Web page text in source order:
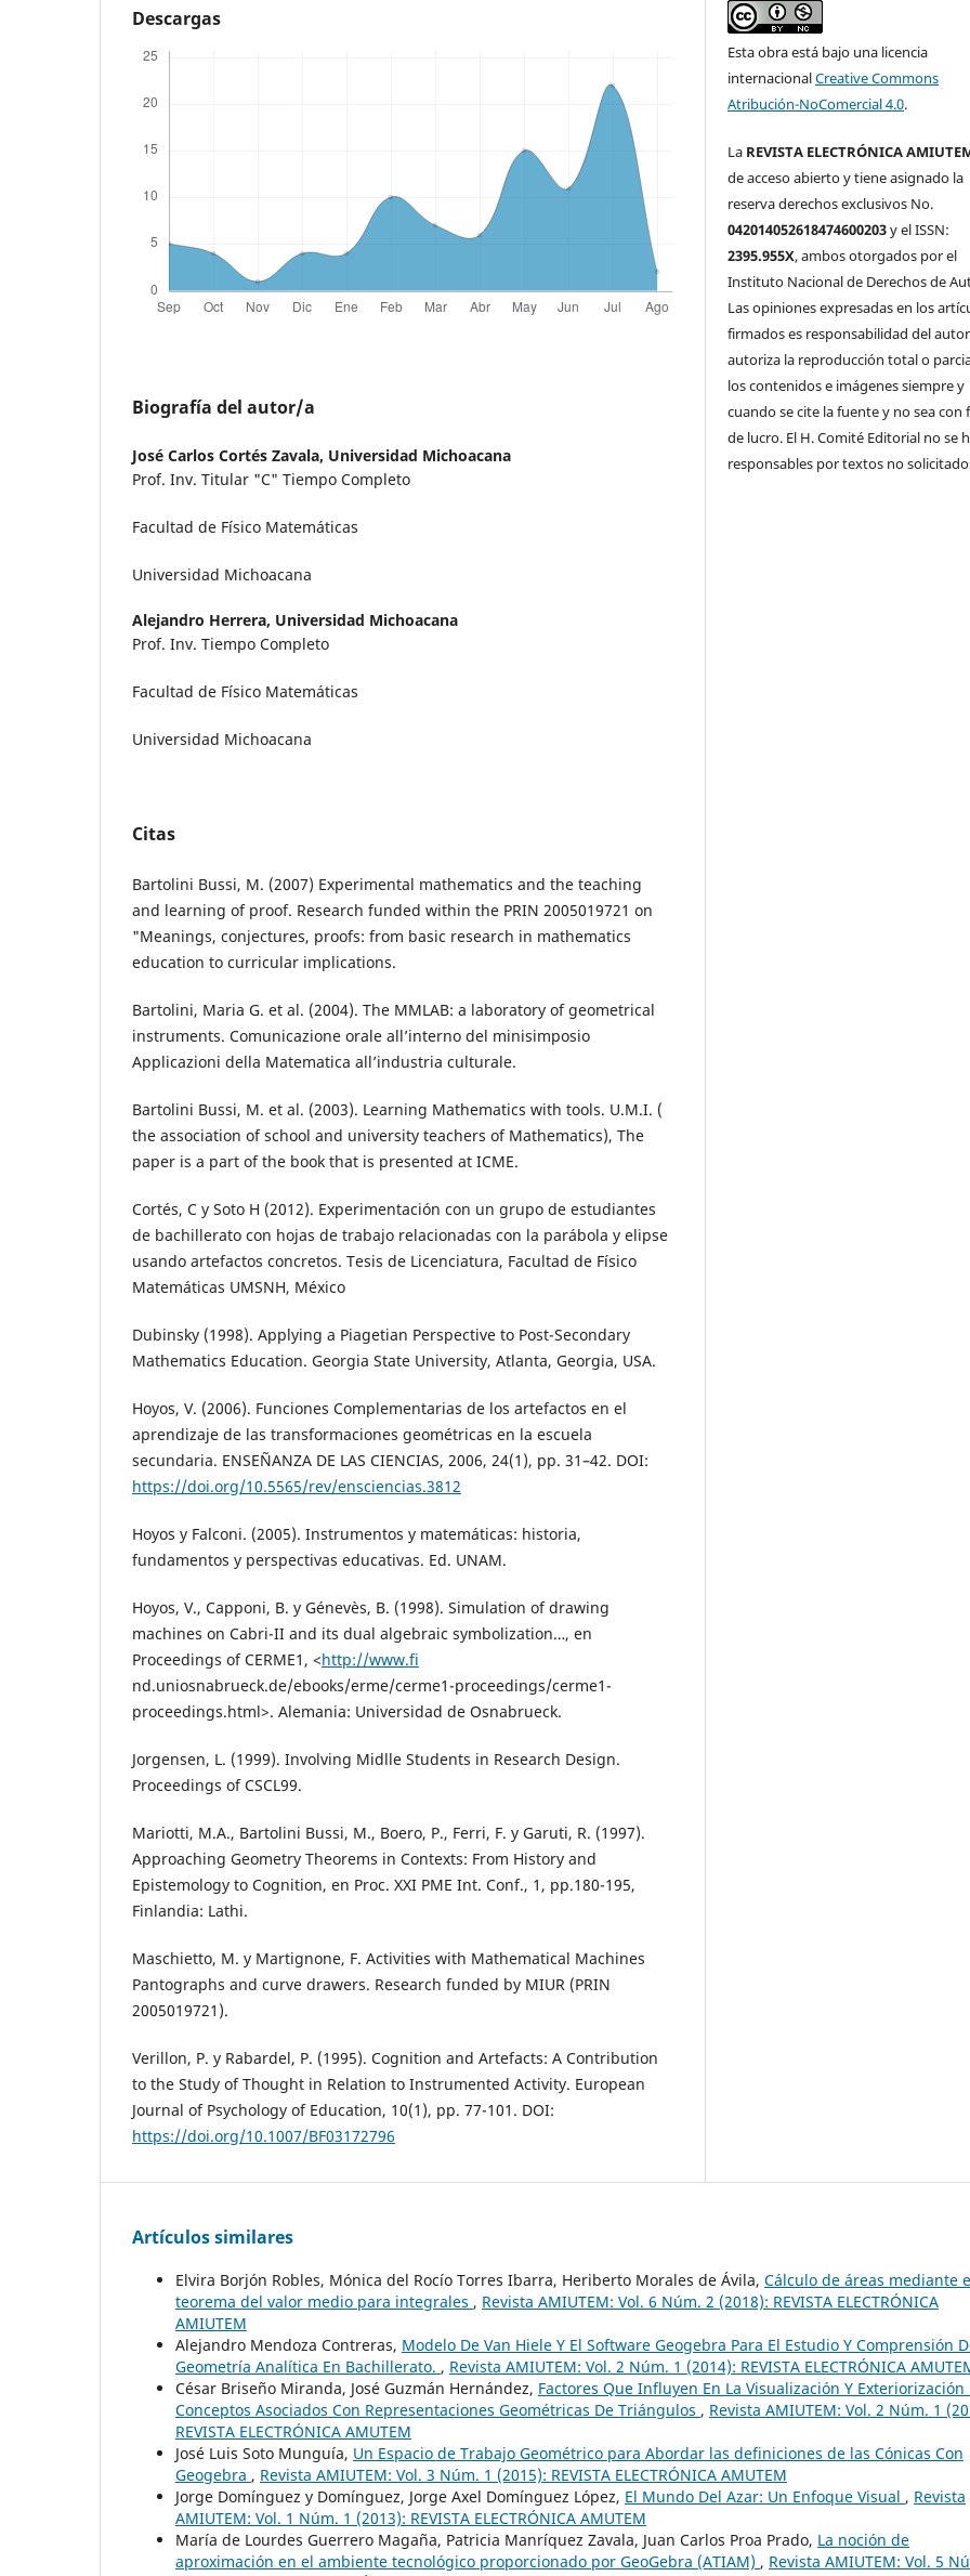
Descargas
Biografía del autor/a
José Carlos Cortés Zavala, Universidad Michoacana
Prof. Inv. Titular "C" Tiempo Completo
Facultad de Físico Matemáticas
Universidad Michoacana
Alejandro Herrera, Universidad Michoacana
Prof. Inv. Tiempo Completo
Facultad de Físico Matemáticas
Universidad Michoacana
Citas
Bartolini Bussi, M. (2007) Experimental mathematics and the teaching
and learning of proof. Research funded within the PRIN 2005019721 on
"Meanings, conjectures, proofs: from basic research in mathematics
education to curricular implications.
Bartolini, Maria G. et al. (2004). The MMLAB: a laboratory of geometrical
instruments. Comunicazione orale all’interno del minisimposio
Applicazioni della Matematica all’industria culturale.
Bartolini Bussi, M. et al. (2003). Learning Mathematics with tools. U.M.I. (
the association of school and university teachers of Mathematics), The
paper is a part of the book that is presented at ICME.
Cortés, C y Soto H (2012). Experimentación con un grupo de estudiantes
de bachillerato con hojas de trabajo relacionadas con la parábola y elipse
usando artefactos concretos. Tesis de Licenciatura, Facultad de Físico
Matemáticas UMSNH, México
Dubinsky (1998). Applying a Piagetian Perspective to Post-Secondary
Mathematics Education. Georgia State University, Atlanta, Georgia, USA.
Hoyos, V. (2006). Funciones Complementarias de los artefactos en el
aprendizaje de las transformaciones geométricas en la escuela
secundaria. ENSEÑANZA DE LAS CIENCIAS, 2006, 24(1), pp. 31–42. DOI:
https://doi.org/10.5565/rev/ensciencias.3812
Hoyos y Falconi. (2005). Instrumentos y matemáticas: historia,
fundamentos y perspectivas educativas. Ed. UNAM.
Hoyos, V., Capponi, B. y Génevès, B. (1998). Simulation of drawing
machines on Cabri-II and its dual algebraic symbolization…, en
Proceedings of CERME1, <http://www.fi
nd.uniosnabrueck.de/ebooks/erme/cerme1-proceedings/cerme1-
proceedings.html>. Alemania: Universidad de Osnabrueck.
Jorgensen, L. (1999). Involving Midlle Students in Research Design.
Proceedings of CSCL99.
Mariotti, M.A., Bartolini Bussi, M., Boero, P., Ferri, F. y Garuti, R. (1997).
Approaching Geometry Theorems in Contexts: From History and
Epistemology to Cognition, en Proc. XXI PME Int. Conf., 1, pp.180-195,
Finlandia: Lathi.
Maschietto, M. y Martignone, F. Activities with Mathematical Machines
Pantographs and curve drawers. Research funded by MIUR (PRIN
2005019721).
Verillon, P. y Rabardel, P. (1995). Cognition and Artefacts: A Contribution
to the Study of Thought in Relation to Instrumented Activity. European
Journal of Psychology of Education, 10(1), pp. 77-101. DOI:
https://doi.org/10.1007/BF03172796
Esta obra está bajo una licencia
internacionalCreative Commons
Atribución-NoComercial 4.0.
La REVISTA ELECTRÓNICA
de acceso abierto y tiene asignado la
reserva derechos exclusivos No.
042014052618474600203y el ISSN:
2395.955X, ambos otorgados por el
Instituto Nacional de Derechos de
Las opiniones expresadas en los
firmados es responsabilidad del
autoriza la reproducción total o
los contenidos e imágenes siempre y
cuando se cite la fuente y no sea con
de lucro. El H. Comité Editorial no se
responsables por textos no
Artículos similares
Elvira Borjón Robles, Mónica del Rocío Torres Ibarra, Heriberto Morales de Ávila, Cálculo de áreas mediante
teorema del valor medio para integrales , Revista AMIUTEM: Vol. 6 Núm. 2 (2018): REVISTA ELECTRÓNICA
AMIUTEM
Alejandro Mendoza Contreras, Modelo De Van Hiele Y El Software Geogebra Para El Estudio Y Comprensión
Geometría Analítica En Bachillerato. , Revista AMIUTEM: Vol. 2 Núm. 1 (2014): REVISTA ELECTRÓNICA
César Briseño Miranda, José Guzmán Hernández, Factores Que Influyen En La Visualización Y Exteriorización
Conceptos Asociados Con Representaciones Geométricas De Triángulos , Revista AMIUTEM: Vol. 2 Núm. 1
REVISTA ELECTRÓNICA AMUTEM
José Luis Soto Munguía, Un Espacio de Trabajo Geométrico para Abordar las definiciones de las Cónicas Con
Geogebra , Revista AMIUTEM: Vol. 3 Núm. 1 (2015): REVISTA ELECTRÓNICA AMUTEM
Jorge Domínguez y Domínguez, Jorge Axel Domínguez López, El Mundo Del Azar: Un Enfoque Visual , Revista
AMIUTEM: Vol. 1 Núm. 1 (2013): REVISTA ELECTRÓNICA AMUTEM
María de Lourdes Guerrero Magaña, Patricia Manríquez Zavala, Juan Carlos Proa Prado, La noción de
aproximación en el ambiente tecnológico proporcionado por GeoGebra (ATIAM) , Revista AMIUTEM: Vol. 5